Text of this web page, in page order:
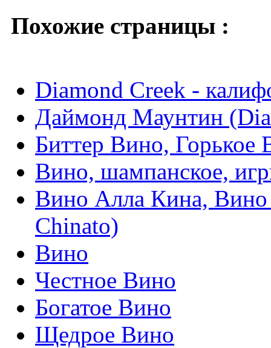
Похожие страницы :
Diamond Creek -
Даймонд Маунтин
Биттер Вино,
Вино, шампанское,
Вино Алла Кина,
Chinato)
Вино
Честное Вино
Богатое Вино
Щедрое Вино